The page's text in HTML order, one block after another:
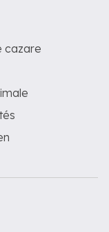
cazare